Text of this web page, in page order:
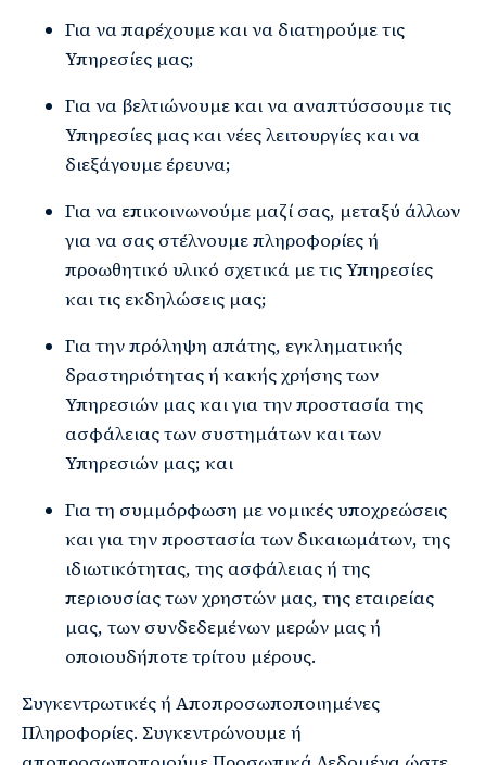
Για να παρέχουμε και να διατηρούμε τις
Υπηρεσίες μας;
Για να βελτιώνουμε και να αναπτύσσουμε τις
Υπηρεσίες μας και νέες λειτουργίες και να
διεξάγουμε έρευνα;
Για να επικοινωνούμε μαζί σας, μεταξύ άλλων
για να σας στέλνουμε πληροφορίες ή
προωθητικό υλικό σχετικά με τις Υπηρεσίες
και τις εκδηλώσεις μας;
Για την πρόληψη απάτης, εγκληματικής
δραστηριότητας ή κακής χρήσης των
Υπηρεσιών μας και για την προστασία της
ασφάλειας των συστημάτων και των
Υπηρεσιών μας; και
Για τη συμμόρφωση με νομικές υποχρεώσεις
και για την προστασία των δικαιωμάτων, της
ιδιωτικότητας, της ασφάλειας ή της
περιουσίας των χρηστών μας, της εταιρείας
μας, των συνδεδεμένων μερών μας ή
οποιουδήποτε τρίτου μέρους.
Συγκεντρωτικές ή Αποπροσωποποιημένες
Πληροφορίες. Συγκεντρώνουμε ή